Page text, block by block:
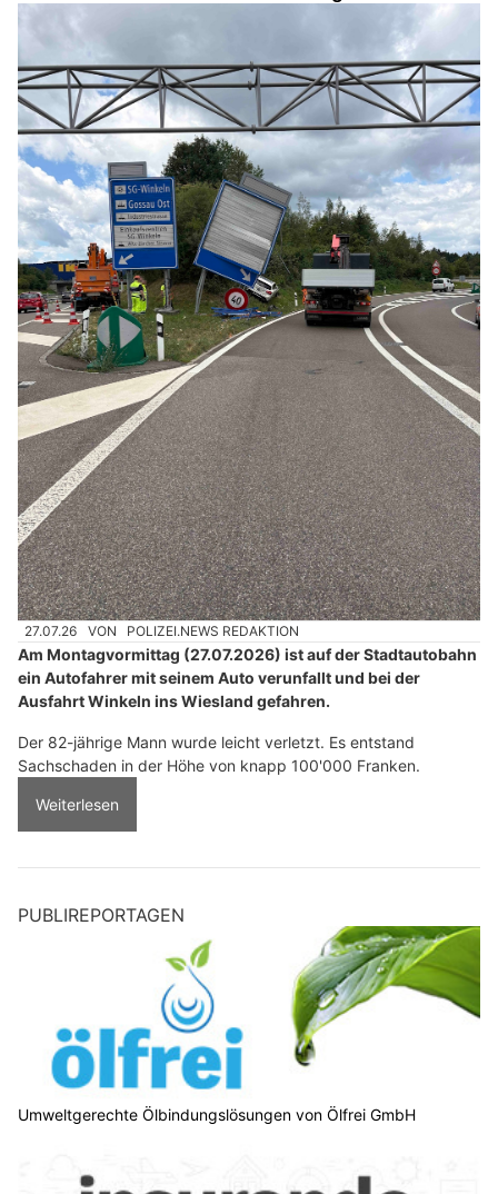
27.07.26 VON POLIZEI.NEWS REDAKTION
Am Montagvormittag (27.07.2026) ist auf der Stadtautobahn
ein Autofahrer mit seinem Auto verunfallt und bei der
Ausfahrt Winkeln ins Wiesland gefahren.
Der 82-jährige Mann wurde leicht verletzt. Es entstand
Sachschaden in der Höhe von knapp 100'000 Franken.
Weiterlesen
PUBLIREPORTAGEN
Umweltgerechte Ölbindungslösungen von Ölfrei GmbH